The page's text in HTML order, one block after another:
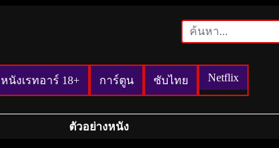
หนังเรทอาร์ 18+ การ์ตูน ซับไทย Netflix
ตัวอย่างหนัง